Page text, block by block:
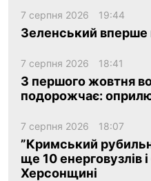
7 серпня 2026 19:44
Зеленський вперше
7 серпня 2026 18:41
З першого жовтня
подорожчає:
7 серпня 2026 18:07
”Кримський
ще 10 енерговузлів
Херсонщині